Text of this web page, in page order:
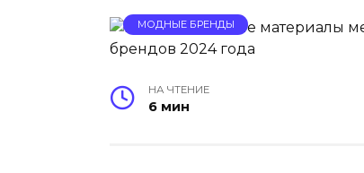
МОДНЫЕ БРЕНДЫ
НА ЧТЕНИЕ
6 мин